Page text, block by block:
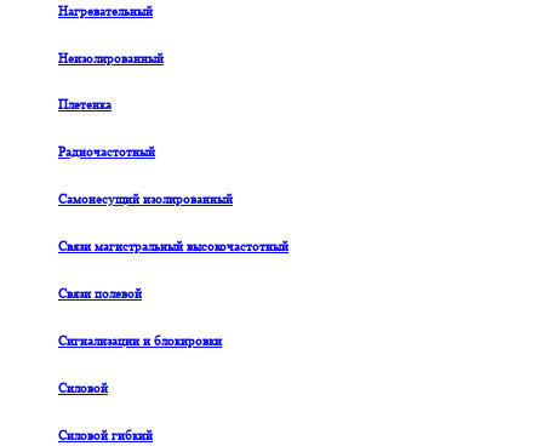
Нагревательный
Неизолированный
Плетенка
Радиочастотный
Самонесущий изолированный
Связи магистральный высокочастотный
Связи полевой
Сигнализации и блокировки
Силовой
Силовой гибкий